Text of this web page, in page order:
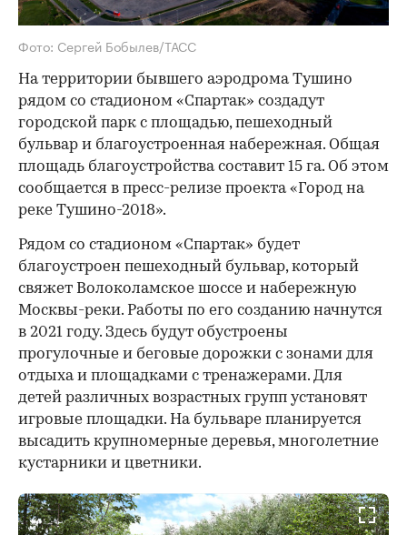
Фото: Сергей Бобылев/ТАСС
На территории бывшего аэродрома Тушино
рядом со стадионом «Спартак» создадут
городской парк с площадью, пешеходный
бульвар и благоустроенная набережная. Общая
площадь благоустройства составит 15 га. Об этом
сообщается в пресс-релизе проекта «Город на
реке Тушино-2018».
Рядом со стадионом «Спартак» будет
благоустроен пешеходный бульвар, который
свяжет Волоколамское шоссе и набережную
Москвы-реки. Работы по его созданию начнутся
в 2021 году. Здесь будут обустроены
прогулочные и беговые дорожки с зонами для
отдыха и площадками с тренажерами. Для
детей различных возрастных групп установят
игровые площадки. На бульваре планируется
высадить крупномерные деревья, многолетние
кустарники и цветники.